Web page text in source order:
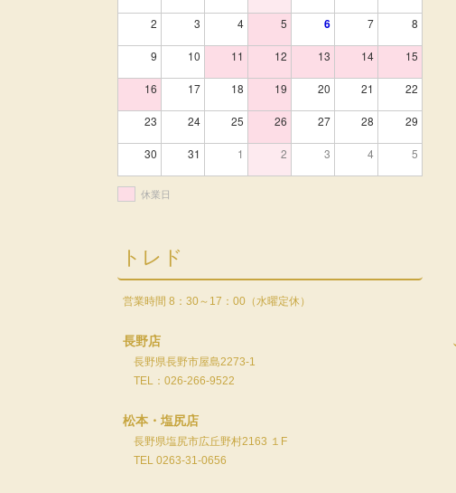
2 3 4 5 6 7 8
9 10 11 12 13 14 15
16 17 18 19 20 21 22
23 24 25 26 27 28 29
30 31 1 2 3 4 5
休業日
トレド
営業時間 8：30～17：00（水曜定休）
長野店
長野県長野市屋島2273-1
TEL：026-266-9522
松本・塩尻店
長野県塩尻市広丘野村2163 １F
TEL 0263-31-0656